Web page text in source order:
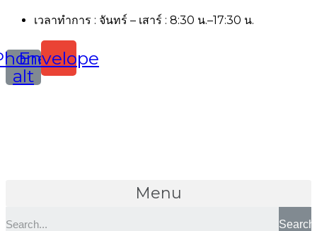
เวลาทำการ : จันทร์ – เสาร์ : 8:30 น.–17:30 น.
alt
Envelope
Menu
Search